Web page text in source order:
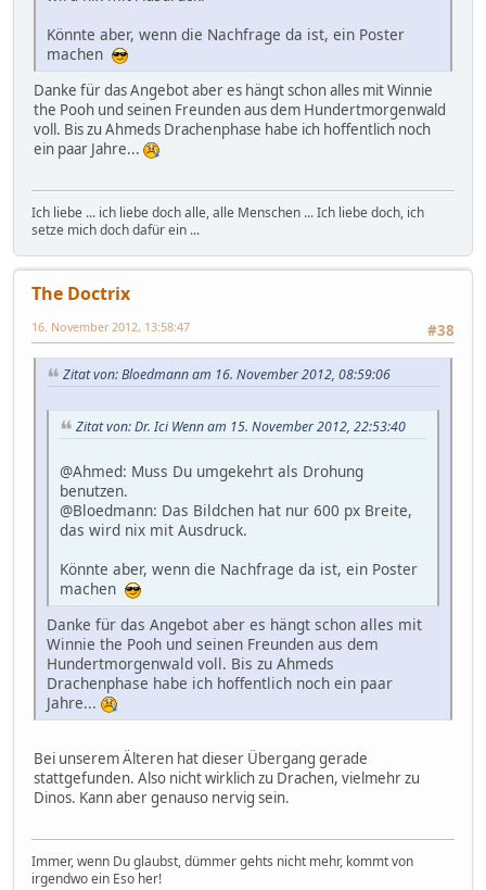
Könnte aber, wenn die Nachfrage da ist, ein Poster
machen
Danke für das Angebot aber es hängt schon alles mit Winnie
the Pooh und seinen Freunden aus dem Hundertmorgenwald
voll. Bis zu Ahmeds Drachenphase habe ich hoffentlich noch
ein paar Jahre...
Ich liebe ... ich liebe doch alle, alle Menschen ... Ich liebe doch, ich
setze mich doch dafür ein ...
The Doctrix
#38
16. November 2012, 13:58:47
Zitat von: Bloedmann am 16. November 2012, 08:59:06
Zitat von: Dr. Ici Wenn am 15. November 2012, 22:53:40
@Ahmed: Muss Du umgekehrt als Drohung
benutzen.
@Bloedmann: Das Bildchen hat nur 600 px Breite,
das wird nix mit Ausdruck.
Könnte aber, wenn die Nachfrage da ist, ein Poster
machen
Danke für das Angebot aber es hängt schon alles mit
Winnie the Pooh und seinen Freunden aus dem
Hundertmorgenwald voll. Bis zu Ahmeds
Drachenphase habe ich hoffentlich noch ein paar
Jahre...
Bei unserem Älteren hat dieser Übergang gerade
stattgefunden. Also nicht wirklich zu Drachen, vielmehr zu
Dinos. Kann aber genauso nervig sein.
Immer, wenn Du glaubst, dümmer gehts nicht mehr, kommt von
irgendwo ein Eso her!